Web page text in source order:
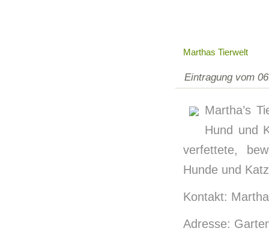
Marthas Tierwelt
Eintragung vom
Martha’s
Hund und
verfettete,
Hunde und
Kontakt:
Adresse: